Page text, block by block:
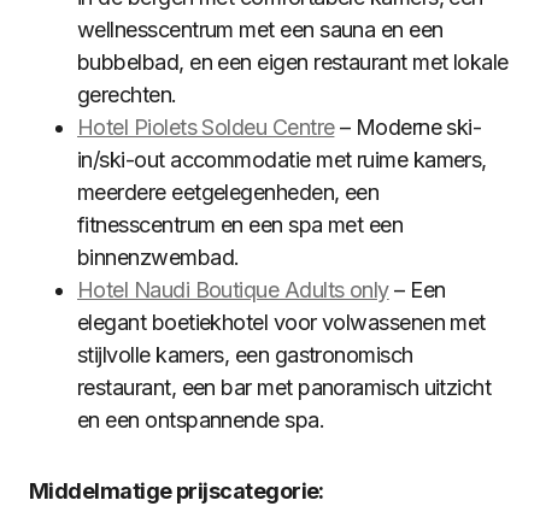
wellnesscentrum met een sauna en een
bubbelbad, en een eigen restaurant met lokale
gerechten.
Hotel Piolets Soldeu Centre– Moderne ski-
in/ski-out accommodatie met ruime kamers,
meerdere eetgelegenheden, een
fitnesscentrum en een spa met een
binnenzwembad.
Hotel Naudi Boutique Adults only– Een
elegant boetiekhotel voor volwassenen met
stijlvolle kamers, een gastronomisch
restaurant, een bar met panoramisch uitzicht
en een ontspannende spa.
Middelmatige prijscategorie: